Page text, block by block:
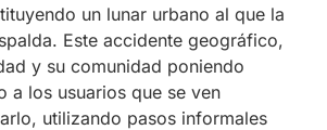
un lunar urbano al que la
Este accidente geográfico,
y su comunidad poniendo
a los usuarios que se ven
utilizando pasos informales